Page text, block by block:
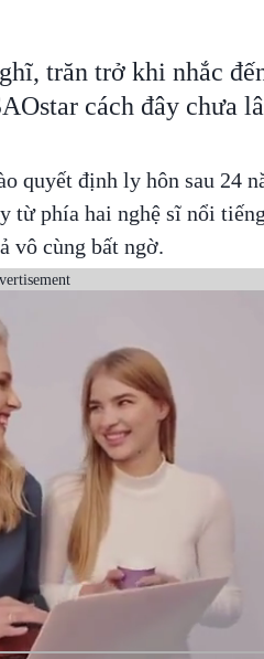
trăn trở khi nhắc
cách đây chưa
quyết định ly hôn sau 24
từ phía hai nghệ sĩ nổi
vô cùng bất ngờ.